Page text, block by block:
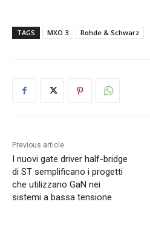
TAGS MXO 3 Rohde & Schwarz
Previous article
I nuovi gate driver half-bridge
di ST semplificano i progetti
che utilizzano GaN nei
sistemi a bassa tensione